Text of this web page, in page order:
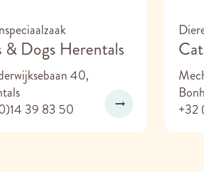
& Dogs Herentals
40,
39 83 50
+32